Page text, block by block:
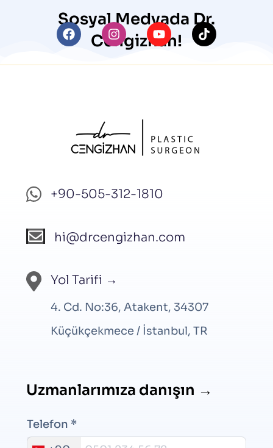
Sosyal Medyada Dr.
Cengizhan!
+90-505-312-1810
hi@drcengizhan.com
Yol Tarifi →
4. Cd. No:36, Atakent, 34307
Küçükçekmece / İstanbul, TR
Uzmanlarımıza danışın →
Telefon *